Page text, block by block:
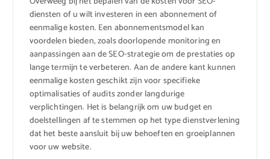
diensten of u wilt investeren in een abonnement of
eenmalige kosten. Een abonnementsmodel kan
voordelen bieden, zoals doorlopende monitoring en
aanpassingen aan de SEO-strategie om de prestaties op
lange termijn te verbeteren. Aan de andere kant kunnen
eenmalige kosten geschikt zijn voor specifieke
optimalisaties of audits zonder langdurige
verplichtingen. Het is belangrijk om uw budget en
doelstellingen af te stemmen op het type dienstverlening
dat het beste aansluit bij uw behoeften en groeiplannen
voor uw website.